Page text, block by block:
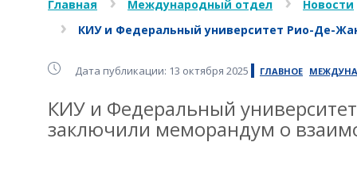
Главная Международный отдел
Новости
КИУ и Федеральный университет Рио-Де-
Дата публикации: 13 октября 2025 ГЛАВНОЕ
КИУ и Федеральный
заключили меморандум о